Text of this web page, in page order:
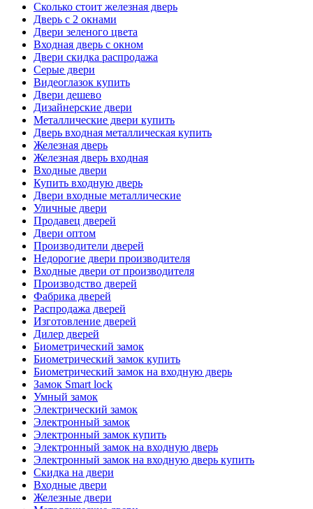
Сколько стоит железная дверь
Дверь с 2 окнами
Двери зеленого цвета
Входная дверь с окном
Двери скидка распродажа
Серые двери
Видеоглазок купить
Двери дешево
Дизайнерские двери
Металлические двери купить
Дверь входная металлическая купить
Железная дверь
Железная дверь входная
Входные двери
Купить входную дверь
Двери входные металлические
Уличные двери
Продавец дверей
Двери оптом
Производители дверей
Недорогие двери производителя
Входные двери от производителя
Производство дверей
Фабрика дверей
Распродажа дверей
Изготовление дверей
Дилер дверей
Биометрический замок
Биометрический замок купить
Биометрический замок на входную дверь
Замок Smart lock
Умный замок
Электрический замок
Электронный замок
Электронный замок купить
Электронный замок на входную дверь
Электронный замок на входную дверь купить
Скидка на двери
Входные двери
Железные двери